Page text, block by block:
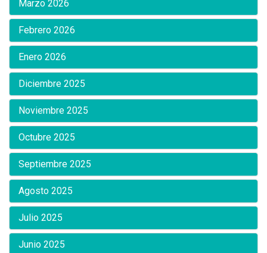
Marzo 2026
Febrero 2026
Enero 2026
Diciembre 2025
Noviembre 2025
Octubre 2025
Septiembre 2025
Agosto 2025
Julio 2025
Junio 2025